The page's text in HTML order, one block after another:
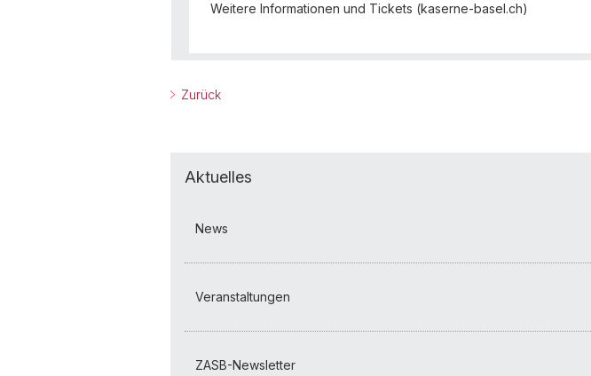
Weitere Informationen und Tickets (kaserne-basel.ch)
Zurück
Aktuelles
News
Veranstaltungen
ZASB-Newsletter